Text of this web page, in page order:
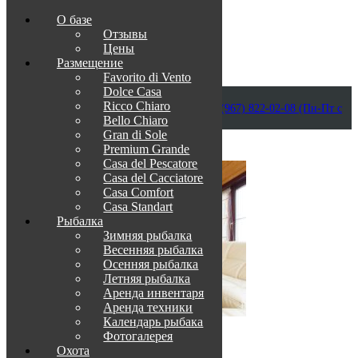
Приветствуем в Венеции на Каспии!
info@otdih-v-astrakhani.ru Как нас найти
+7 (967) 822-02-08 (Пн-Пт с
09:00 до 18:00)
Забронировать
О базе
Отзывы
Цены
Размещение
Favorito di Vento
Dolce Casa
Ricco Chiaro
Bello Chiaro
Gran di Sole
Premium Grande
Casa del Pescatore
Casa del Cacсiatore
Casa Comfort
Casa Standart
Рыбалка
Зимняя рыбалка
Весенняя рыбалка
Осенняя рыбалка
Летняя рыбалка
Аренда инвентаря
Аренда техники
Календарь рыбака
Фотогалерея
Охота